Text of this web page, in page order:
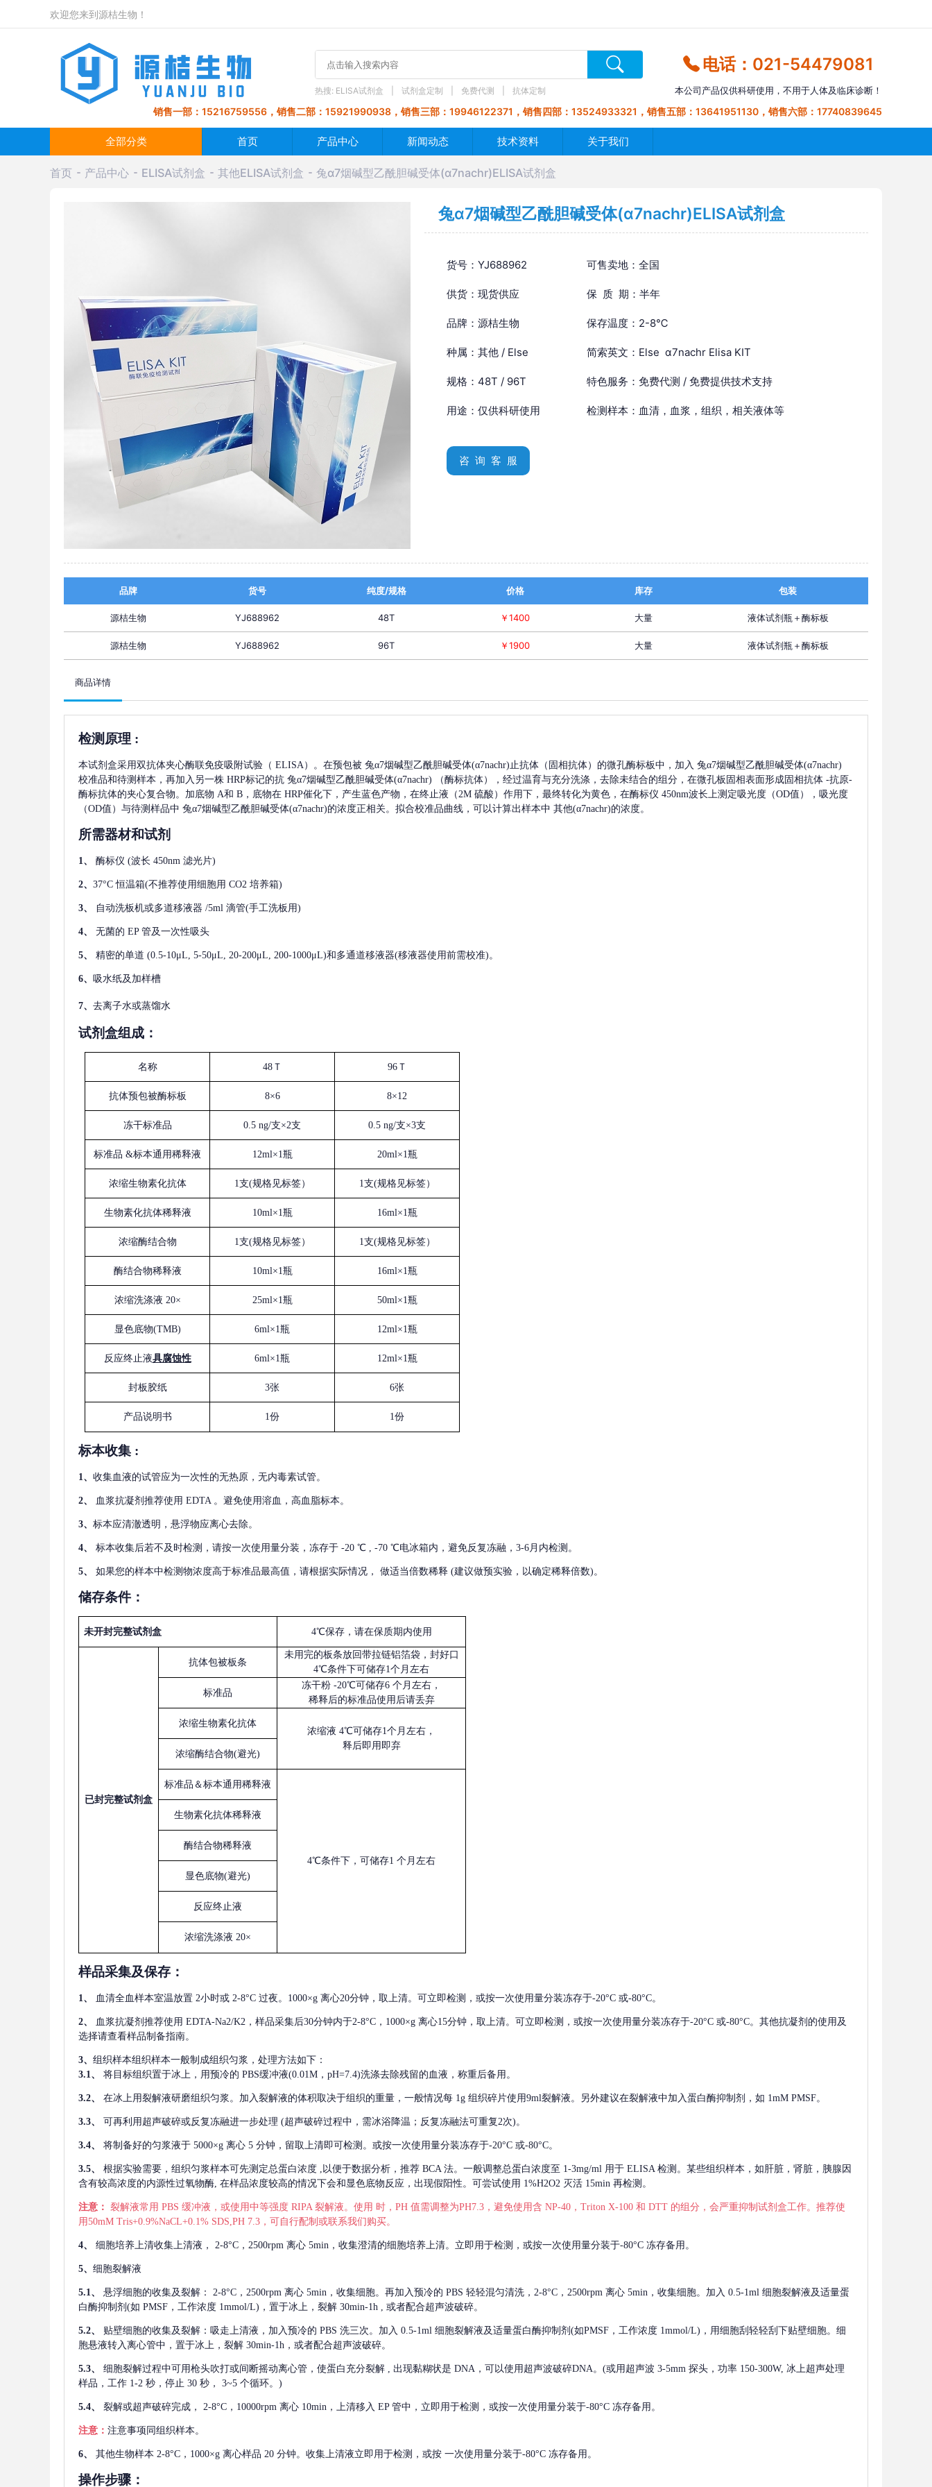
欢迎您来到源桔生物！
热搜: ELISA试剂盒 试剂盒定制 免费代测 抗体定制
电话：021-54479081
本公司产品仅供科研使用，不用于人体及临床诊断！
销售一部：15216759556，销售二部：15921990938，销售三部：19946122371，销售四部：13524933321，销售五部：13641951130，销售六部：17740839645
全部分类 首页 产品中心 新闻动态 技术资料 关于我们
首页 产品中心 ELISA试剂盒 其他ELISA试剂盒 兔α7烟碱型乙酰胆碱受体(α7nachr)ELISA试剂盒
兔α7烟碱型乙酰胆碱受体(α7nachr)ELISA试剂盒
货号：YJ688962 可售卖地：全国
供货：现货供应 保 质 期：半年
品牌：源桔生物 保存温度：2-8℃
种属：其他 / Else 简索英文：Else α7nachr Elisa KIT
规格：48T / 96T 特色服务：免费代测 / 免费提供技术支持
用途：仅供科研使用 检测样本：血清，血浆，组织，相关液体等
咨 询 客 服
品牌 货号 纯度/规格 价格 库存 包装
源桔生物 YJ688962 48T ￥1400 大量 液体试剂瓶＋酶标板
源桔生物 YJ688962 96T ￥1900 大量 液体试剂瓶＋酶标板
商品详情
检测原理 :
本试剂盒采用双抗体夹心酶联免疫吸附试验（ ELISA）。在预包被 兔α7烟碱型乙酰胆碱受体(α7nachr)止抗体（固相抗体）的微孔酶标板中，加入 兔α7烟碱型乙酰胆碱受体(α7nachr)
校准品和待测样本，再加入另一株 HRP标记的抗 兔α7烟碱型乙酰胆碱受体(α7nachr) （酶标抗体），经过温育与充分洗涤，去除未结合的组分，在微孔板固相表面形成固相抗体 -抗原-
酶标抗体的夹心复合物。加底物 A和 B，底物在 HRP催化下，产生蓝色产物，在终止液（2M 硫酸）作用下，最终转化为黄色，在酶标仪 450nm波长上测定吸光度（OD值），吸光度
（OD值）与待测样品中 兔α7烟碱型乙酰胆碱受体(α7nachr)的浓度正相关。拟合校准品曲线，可以计算出样本中 其他(α7nachr)的浓度。
所需器材和试剂
1、 酶标仪 (波长 450nm 滤光片)
2、 37°C 恒温箱(不推荐使用细胞用 CO2 培养箱)
3、 自动洗板机或多道移液器 /5ml 滴管(手工洗板用)
4、 无菌的 EP 管及一次性吸头
5、 精密的单道 (0.5-10μL, 5-50μL, 20-200μL, 200-1000μL)和多通道移液器(移液器使用前需校准)。
6、 吸水纸及加样槽
7、 去离子水或蒸馏水
试剂盒组成：
名称 48Ｔ 96Ｔ
抗体预包被酶标板 8×6 8×12
冻干标准品 0.5 ng/支×2支 0.5 ng/支×3支
标准品 &标本通用稀释液 12ml×1瓶 20ml×1瓶
浓缩生物素化抗体 1支(规格见标签） 1支(规格见标签）
生物素化抗体稀释液 10ml×1瓶 16ml×1瓶
浓缩酶结合物 1支(规格见标签） 1支(规格见标签）
酶结合物稀释液 10ml×1瓶 16ml×1瓶
浓缩洗涤液 20× 25ml×1瓶 50ml×1瓶
显色底物(TMB) 6ml×1瓶 12ml×1瓶
反应终止液具腐蚀性 6ml×1瓶 12ml×1瓶
封板胶纸 3张 6张
产品说明书 1份 1份
标本收集 :
1、 收集血液的试管应为一次性的无热原，无内毒素试管。
2、 血浆抗凝剂推荐使用 EDTA 。避免使用溶血，高血脂标本。
3、 标本应清澈透明，悬浮物应离心去除。
4、 标本收集后若不及时检测，请按一次使用量分装，冻存于 -20 ℃ , -70 ℃电冰箱内，避免反复冻融，3-6月内检测。
5、 如果您的样本中检测物浓度高于标准品最高值，请根据实际情况， 做适当倍数稀释 (建议做预实验，以确定稀释倍数)。
储存条件：
未开封完整试剂盒 4℃保存，请在保质期内使用
已封完整试剂盒
抗体包被板条
未用完的板条放回带拉链铝箔袋，封好口
4℃条件下可储存1个月左右
标准品
冻干粉 -20℃可储存6 个月左右，
稀释后的标准品使用后请丢弃
浓缩生物素化抗体
浓缩液 4℃可储存1个月左右，
释后即用即弃
浓缩酶结合物(避光)
标准品＆标本通用稀释液
4℃条件下，可储存1 个月左右
生物素化抗体稀释液
酶结合物稀释液
显色底物(避光)
反应终止液
浓缩洗涤液 20×
样品采集及保存 ：
1、 血清全血样本室温放置 2小时或 2-8°C 过夜。1000×g 离心20分钟，取上清。可立即检测，或按一次使用量分装冻存于-20°C 或-80°C。
2、 血浆抗凝剂推荐使用 EDTA-Na2/K2，样品采集后30分钟内于2-8°C，1000×g 离心15分钟，取上清。可立即检测，或按一次使用量分装冻存于-20°C 或-80°C。其他抗凝剂的使用及
选择请查看样品制备指南。
3、 组织样本组织样本一般制成组织匀浆，处理方法如下：
3.1、
将目标组织置于冰上，用预冷的 PBS缓冲液(0.01M，pH=7.4)洗涤去除残留的血液，称重后备用。
3.2、 在冰上用裂解液研磨组织匀浆。加入裂解液的体积取决于组织的重量，一般情况每 1g 组织碎片使用9ml裂解液。另外建议在裂解液中加入蛋白酶抑制剂，如 1mM PMSF。
3.3、 可再利用超声破碎或反复冻融进一步处理 (超声破碎过程中，需冰浴降温；反复冻融法可重复2次)。
3.4、 将制备好的匀浆液于 5000×g 离心 5 分钟，留取上清即可检测。或按一次使用量分装冻存于-20°C 或-80°C。
3.5、 根据实验需要，组织匀浆样本可先测定总蛋白浓度 ,以便于数据分析，推荐 BCA 法。一般调整总蛋白浓度至 1-3mg/ml 用于 ELISA 检测。某些组织样本，如肝脏，肾脏，胰腺因
含有较高浓度的内源性过氧物酶, 在样品浓度较高的情况下会和显色底物反应，出现假阳性。可尝试使用 1%H2O2 灭活 15min 再检测。
注意： 裂解液常用 PBS 缓冲液，或使用中等强度 RIPA 裂解液。使用 时，PH 值需调整为PH7.3，避免使用含 NP-40，Triton X-100 和 DTT 的组分，会严重抑制试剂盒工作。推荐使
用50mM Tris+0.9%NaCL+0.1% SDS,PH 7.3，可自行配制或联系我们购买。
4、 细胞培养上清收集上清液， 2-8°C，2500rpm 离心 5min，收集澄清的细胞培养上清。立即用于检测，或按一次使用量分装于-80°C 冻存备用。
5、 细胞裂解液
5.1、 悬浮细胞的收集及裂解：
2-8°C，2500rpm 离心 5min，收集细胞。再加入预冷的 PBS 轻轻混匀清洗，2-8°C，2500rpm 离心 5min，收集细胞。加入 0.5-1ml 细胞裂解液及适量蛋
白酶抑制剂(如 PMSF，工作浓度 1mmol/L)，置于冰上，裂解 30min-1h , 或者配合超声波破碎。
5.2、 贴壁细胞的收集及裂解：吸走上清液，加入预冷的 PBS 洗三次。加入 0.5-1ml 细胞裂解液及适量蛋白酶抑制剂(如PMSF，工作浓度 1mmol/L)，用细胞刮轻轻刮下贴壁细胞。细
胞悬液转入离心管中，置于冰上，裂解 30min-1h，或者配合超声波破碎。
5.3、 细胞裂解过程中可用枪头吹打或间断摇动离心管，使蛋白充分裂解 , 出现黏糊状是 DNA，可以使用超声波破碎DNA。(或用超声波 3-5mm 探头，功率 150-300W, 冰上超声处理
样品，工作 1-2 秒，停止 30 秒， 3~5 个循环。)
5.4、 裂解或超声破碎完成， 2-8°C，10000rpm 离心 10min，上清移入 EP 管中，立即用于检测，或按一次使用量分装于-80°C 冻存备用。
注意： 注意事项同组织样本。
6、 其他生物样本 2-8°C，1000×g 离心样品 20 分钟。收集上清液立即用于检测，或按 一次使用量分装于-80°C 冻存备用。
操作步骤：